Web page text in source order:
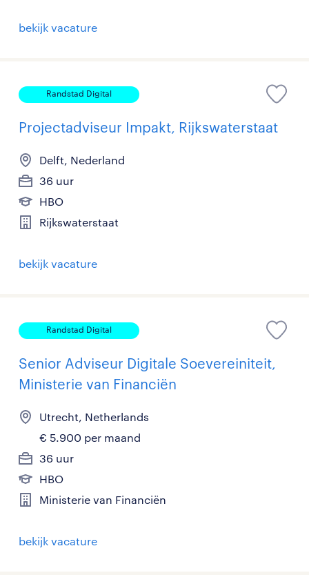
bekijk vacature
Randstad Digital
Projectadviseur Impakt, Rijkswaterstaat
Delft, Nederland
36 uur
HBO
Rijkswaterstaat
bekijk vacature
Randstad Digital
Senior Adviseur Digitale Soevereiniteit,
Ministerie van Financiën
Utrecht, Netherlands
€ 5.900 per maand
36 uur
HBO
Ministerie van Financiën
bekijk vacature